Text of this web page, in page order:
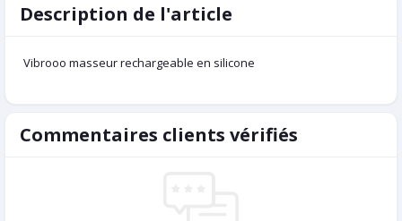
Description de l'article
Vibrooo masseur rechargeable en silicone
Commentaires clients vérifiés